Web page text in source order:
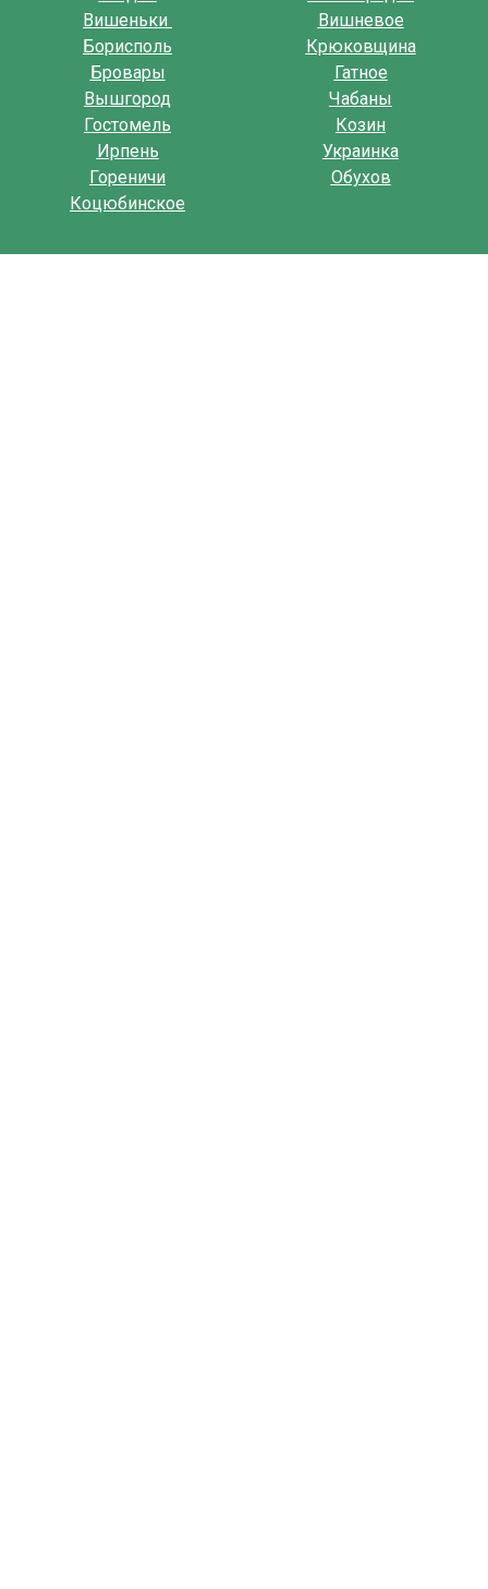
Вишеньки
Борисполь
Бровары
Вышгород
Гостомель
Ирпень
Гореничи
Коцюбинское
Вишневое
Крюковщина
Гатное
Чабаны
Козин
Украинка
Обухов